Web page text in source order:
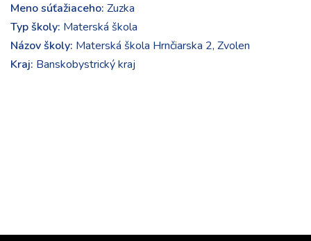
Meno súťažiaceho: Zuzka
Typ školy: Materská škola
Názov školy: Materská škola Hrnčiarska 2, Zvolen
Kraj: Banskobystrický kraj